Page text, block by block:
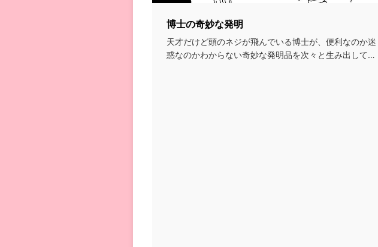
博士の奇妙な発明
天才だけど頭のネジが飛んでいる博士が、便利なのか迷
惑なのかわからない奇妙な発明品を次々と生み出して周